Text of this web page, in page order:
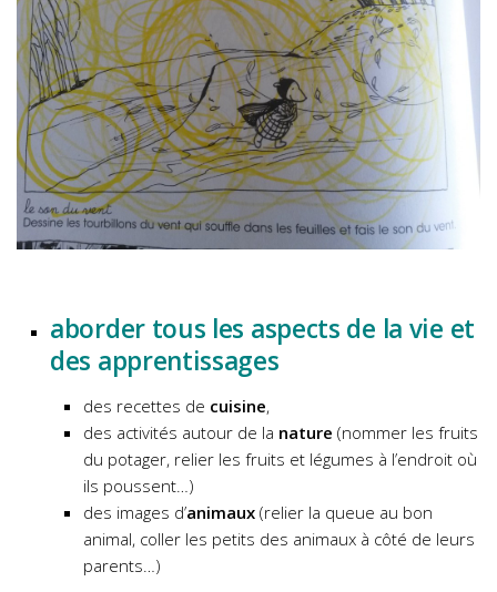
aborder tous les aspects de la vie et
des apprentissages
des recettes de cuisine,
des activités autour de la nature (nommer les fruits
du potager, relier les fruits et légumes à l’endroit où
ils poussent…)
des images d’animaux (relier la queue au bon
animal, coller les petits des animaux à côté de leurs
parents…)